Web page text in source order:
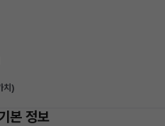
치)
본 정보